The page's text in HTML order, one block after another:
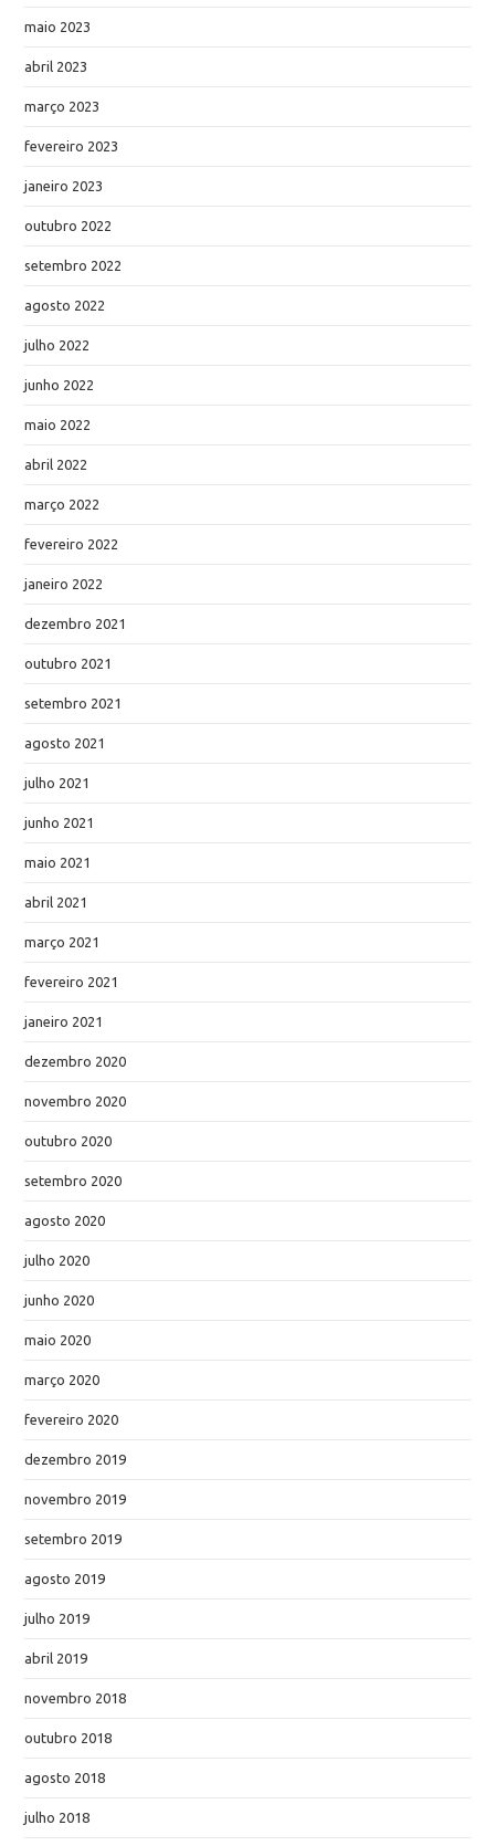
maio 2023
abril 2023
março 2023
fevereiro 2023
janeiro 2023
outubro 2022
setembro 2022
agosto 2022
julho 2022
junho 2022
maio 2022
abril 2022
março 2022
fevereiro 2022
janeiro 2022
dezembro 2021
outubro 2021
setembro 2021
agosto 2021
julho 2021
junho 2021
maio 2021
abril 2021
março 2021
fevereiro 2021
janeiro 2021
dezembro 2020
novembro 2020
outubro 2020
setembro 2020
agosto 2020
julho 2020
junho 2020
maio 2020
março 2020
fevereiro 2020
dezembro 2019
novembro 2019
setembro 2019
agosto 2019
julho 2019
abril 2019
novembro 2018
outubro 2018
agosto 2018
julho 2018